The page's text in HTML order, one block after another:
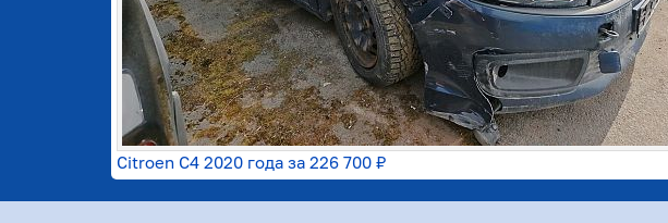
Citroen C4 2020 года за 226 700 ₽